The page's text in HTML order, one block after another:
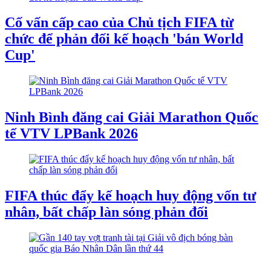
Cố vấn cấp cao của Chủ tịch FIFA từ
chức để phản đối kế hoạch 'bán World
Cup'
Ninh Bình đăng cai Giải Marathon Quốc
tế VTV LPBank 2026
FIFA thúc đẩy kế hoạch huy động vốn tư
nhân, bất chấp làn sóng phản đối